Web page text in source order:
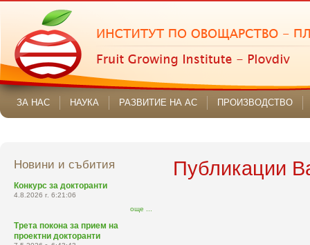
ЗА НАС НАУКА РАЗВИТИЕ НА АС ПРОИЗВОДСТВО
Новини и събития
Конкурс за докторанти
4.8.2026 г. 6:21:06
още ...
Трета покона за прием на
проектни докторанти
Публикации